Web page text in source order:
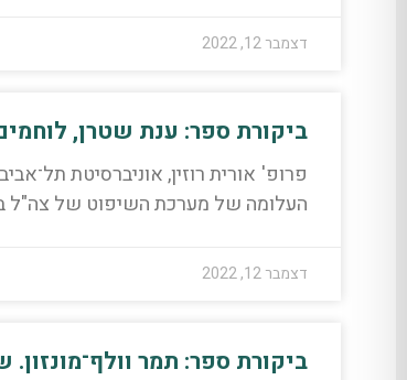
דצמבר 12, 2022
ביקורת ספר: ענת שטרן,
העלומה של מערכת השיפוט של צה"ל
דצמבר 12, 2022
ביקורת ספר: תמר